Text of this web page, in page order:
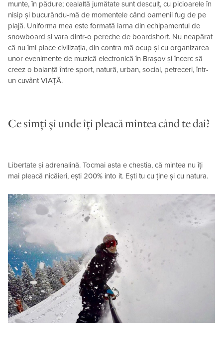
munte, în pădure; cealaltă jumătate sunt desculț, cu picioarele în
nisip și bucurându-mă de momentele când oamenii fug de pe
plajă. Uniforma mea este formată iarna din echipamentul de
snowboard și vara dintr-o pereche de boardshort. Nu neapărat
că nu îmi place civilizația, din contra mă ocup și cu organizarea
unor evenimente de muzică electronică în Brașov și încerc să
creez o balanță între sport, natură, urban, social, petreceri, într-
un cuvânt VIAȚĂ.
Ce simți și unde îți pleacă mintea când te dai?
Libertate și adrenalină. Tocmai asta e chestia, că mintea nu îți
mai pleacă nicăieri, ești 200% into it. Ești tu cu ține și cu natura.